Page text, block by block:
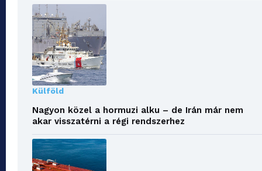
Külföld
Nagyon közel a hormuzi alku – de Irán már nem
akar visszatérni a régi rendszerhez